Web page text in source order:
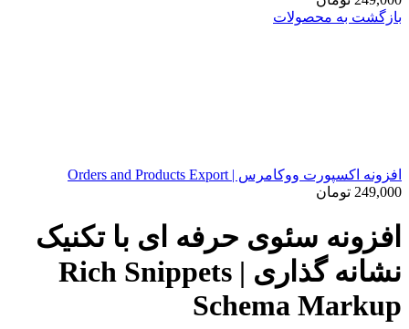
بازگشت به محصولات
افزونه اکسپورت ووکامرس | Orders and Products Export
249,000 تومان
افزونه سئوی حرفه ای با تکنیک
نشانه گذاری | Rich Snippets
Schema Markup